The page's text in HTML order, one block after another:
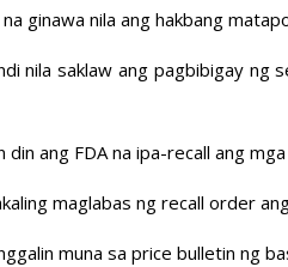
ginawa nila ang hakbang
nila saklaw ang pagbibigay
din ang FDA na ipa-recall ang
maglabas ng recall order
muna sa price bulletin